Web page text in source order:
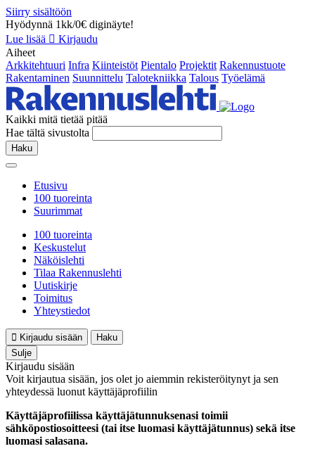
Siirry sisältöön
Hyödynnä 1kk/0€ diginäyte!
Lue lisää
Kirjaudu
Aiheet
Arkkitehtuuri Infra Kiinteistöt Pientalo Projektit Rakennustuote
Rakentaminen Suunnittelu Talotekniikka Talous Työelämä
Kaikki mitä tietää pitää
Hae tältä sivustolta
Haku
Etusivu
100 tuoreinta
Suurimmat
100 tuoreinta
Keskustelut
Näköislehti
Tilaa Rakennuslehti
Uutiskirje
Toimitus
Yhteystiedot
Kirjaudu sisään
Haku
Sulje
Kirjaudu sisään
Voit kirjautua sisään, jos olet jo aiemmin rekisteröitynyt ja sen
yhteydessä luonut käyttäjäprofiilin
Käyttäjäprofiilissa käyttäjätunnuksenasi toimii
sähköpostiosoitteesi (tai itse luomasi käyttäjätunnus) sekä itse
luomasi salasana.